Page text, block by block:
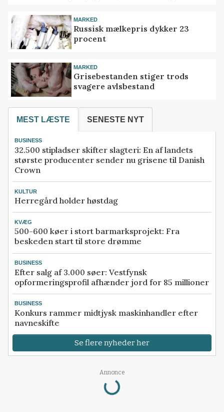
MARKED
Russisk mælkepris dykker 23
procent
MARKED
Grisebestanden stiger trods
svagere avlsbestand
MEST LÆSTE SENESTE NYT
BUSINESS
32.500 stipladser skifter slagteri: En af landets
største producenter sender nu grisene til Danish
Crown
KULTUR
Herregård holder høstdag
KVÆG
500-600 køer i stort barmarksprojekt: Fra
beskeden start til store drømme
BUSINESS
Efter salg af 3.000 søer: Vestfynsk
opformeringsprofil afhænder jord for 85 millioner
BUSINESS
Konkurs rammer midtjysk maskinhandler efter
navneskifte
Se flere nyheder her
Annonce
Loading...